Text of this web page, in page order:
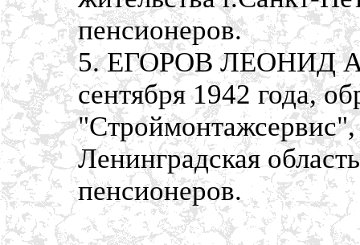
пенсионеров.
5. ЕГОРОВ ЛЕОНИД
сентября 1942 года,
"Строймонтажсервис",
Ленинградская
пенсионеров.